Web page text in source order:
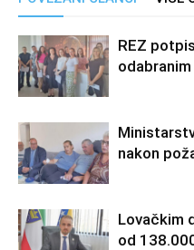
REZ
nakon
Lovačkim
od